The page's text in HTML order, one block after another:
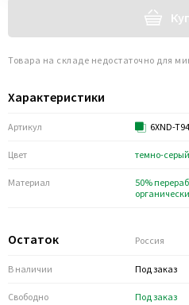
Характеристики
Артикул 6XND-
Цвет темно-серый
Материал
50%
Остаток Россия
В наличии Под заказ
Свободно Под заказ
Товара на складе недостаточно для